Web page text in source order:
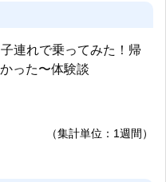
連れで乗ってみた！帰
った〜体験談
（集計単位：1週間）